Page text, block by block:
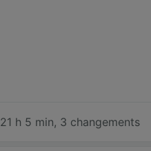
21 h 5 min, 3 changements